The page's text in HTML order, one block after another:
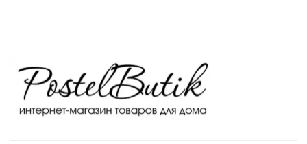
Добро пожаловать в «Постель
Бутик»!🌸